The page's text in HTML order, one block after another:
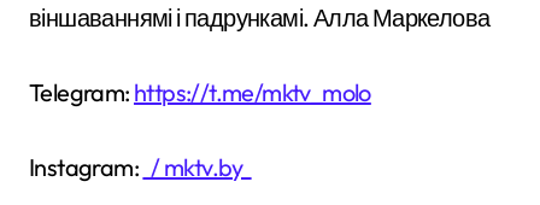
віншаваннямі і падрункамі. Алла Маркелова
Telegram: https://t.me/mktv_molo
Instagram: / mktv.by